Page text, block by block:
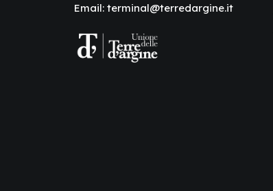
Email: terminal@terredargine.it